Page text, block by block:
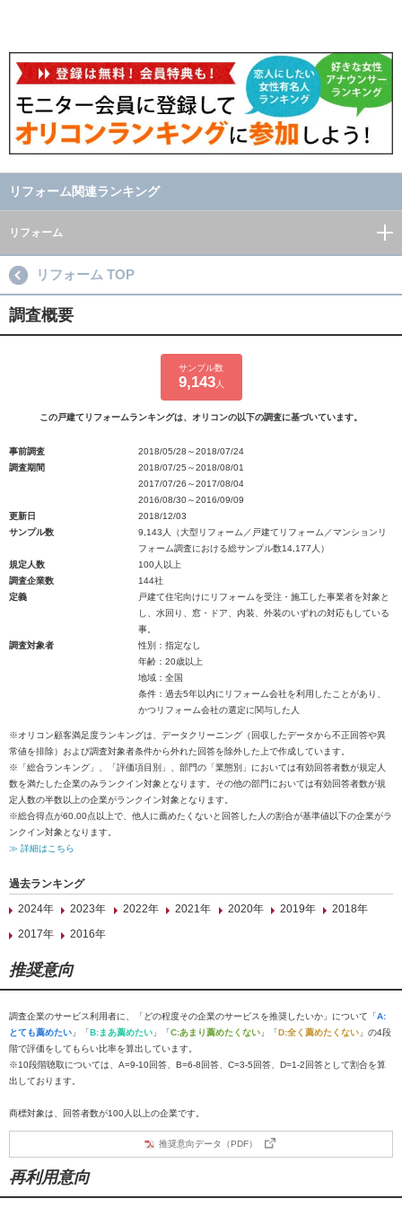
リフォーム関連ランキング
リフォーム
リフォーム TOP
調査概要
サンプル数
9,143人
この戸建てリフォームランキングは、オリコンの以下の調査に基づいています。
事前調査
2018/05/28～2018/07/24
調査期間
2018/07/25～2018/08/01
2017/07/26～2017/08/04
2016/08/30～2016/09/09
更新日
2018/12/03
サンプル数
9,143人（大型リフォーム／戸建てリフォーム／マンションリ
フォーム調査における総サンプル数14,177人）
規定人数
100人以上
調査企業数
144社
定義
戸建て住宅向けにリフォームを受注・施工した事業者を対象と
し、水回り、窓・ドア、内装、外装のいずれの対応もしている
事。
調査対象者
性別：指定なし
年齢：20歳以上
地域：全国
条件：過去5年以内にリフォーム会社を利用したことがあり、
かつリフォーム会社の選定に関与した人
※オリコン顧客満足度ランキングは、データクリーニング（回収したデータから不正回答や異
常値を排除）および調査対象者条件から外れた回答を除外した上で作成しています。
※「総合ランキング」、「評価項目別」、部門の「業態別」においては有効回答者数が規定人
数を満たした企業のみランクイン対象となります。その他の部門においては有効回答者数が規
定人数の半数以上の企業がランクイン対象となります。
※総合得点が60.00点以上で、他人に薦めたくないと回答した人の割合が基準値以下の企業がラ
ンクイン対象となります。
≫ 詳細はこちら
過去ランキング
2024年
2023年 2022年 2021年 2020年 2019年
2018年
2017年
2016年
推奨意向
調査企業のサービス利用者に、「どの程度その企業のサービスを推奨したいか」について「A:
とても薦めたい 」「B:まあ薦めたい 」「C:あまり薦めたくない 」「D:全く薦めたくない 」の4段
階で評価をしてもらい比率を算出しています。
※10段階聴取については、A=9-10回答、B=6-8回答、C=3-5回答、D=1-2回答として割合を算
出しております。
商標対象は、回答者数が100人以上の企業です。
推奨意向データ（PDF）
再利用意向